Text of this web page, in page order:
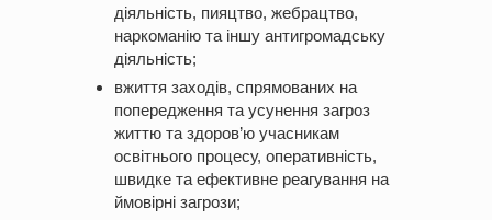
діяльність, пияцтво, жебрацтво,
наркоманію та іншу антигромадську
діяльність;
вжиття заходів, спрямованих на
попередження та усунення загроз
життю та здоров’ю учасникам
освітнього процесу, оперативність,
швидке та ефективне реагування на
ймовірні загрози;